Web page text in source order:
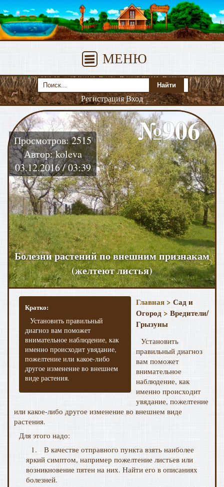
МЕНЮ
РегистрацияВход
№906
Просмотров: 2515
Автор: koleva
03.12.2016 / 03:39
Болезни растений по внешним признакам
(желтеют листья)
Кратко:
Установить правильный
диагноз вам поможет
внимательное наблюдение, как
именно происходит увядание,
пожелтение или какое-либо
другое изменение во внешнем
виде растения.
Главная > Сад и
Огород > Вредители/
Грызуны
Установить
правильный диагноз
вам поможет
внимательное
наблюдение, как
именно происходит
увядание, пожелтение
или какое-либо другое изменение во внешнем виде
растения.
Для этого надо:
1. В качестве отправного пункта взять наиболее
яркий симптом, например пожелтение листьев или
возникновение пятен на них. Найти его в описаниях
болезней.